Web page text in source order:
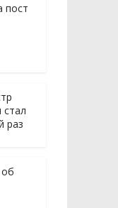
пост
раз